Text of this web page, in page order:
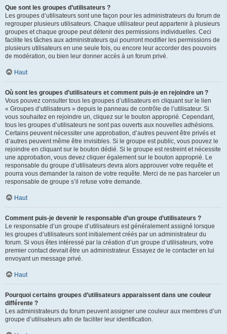
Que sont les groupes d’utilisateurs ?
Les groupes d’utilisateurs sont une façon pour les administrateurs du forum de
regrouper plusieurs utilisateurs. Chaque utilisateur peut appartenir à plusieurs
groupes et chaque groupe peut détenir des permissions individuelles. Ceci
facilite les tâches aux administrateurs qui pourront modifier les permissions de
plusieurs utilisateurs en une seule fois, ou encore leur accorder des pouvoirs
de modération, ou bien leur donner accès à un forum privé.
Haut
Où sont les groupes d’utilisateurs et comment puis-je en rejoindre un ?
Vous pouvez consulter tous les groupes d’utilisateurs en cliquant sur le lien
« Groupes d’utilisateurs » depuis le panneau de contrôle de l’utilisateur. Si
vous souhaitez en rejoindre un, cliquez sur le bouton approprié. Cependant,
tous les groupes d’utilisateurs ne sont pas ouverts aux nouvelles adhésions.
Certains peuvent nécessiter une approbation, d’autres peuvent être privés et
d’autres peuvent même être invisibles. Si le groupe est public, vous pouvez le
rejoindre en cliquant sur le bouton dédié. Si le groupe est restreint et nécessite
une approbation, vous devez cliquer également sur le bouton approprié. Le
responsable du groupe d’utilisateurs devra alors approuver votre requête et
pourra vous demander la raison de votre requête. Merci de ne pas harceler un
responsable de groupe s’il refuse votre demande.
Haut
Comment puis-je devenir le responsable d’un groupe d’utilisateurs ?
Le responsable d’un groupe d’utilisateurs est généralement assigné lorsque
les groupes d’utilisateurs sont initialement créés par un administrateur du
forum. Si vous êtes intéressé par la création d’un groupe d’utilisateurs, votre
premier contact devrait être un administrateur. Essayez de le contacter en lui
envoyant un message privé.
Haut
Pourquoi certains groupes d’utilisateurs apparaissent dans une couleur
différente ?
Les administrateurs du forum peuvent assigner une couleur aux membres d’un
groupe d’utilisateurs afin de faciliter leur identification.